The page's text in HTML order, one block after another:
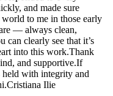
and made sure
to me in those early
— always clean,
can clearly see that it’s
into this work.Thank
and supportive.If
held with integrity and
Ilie